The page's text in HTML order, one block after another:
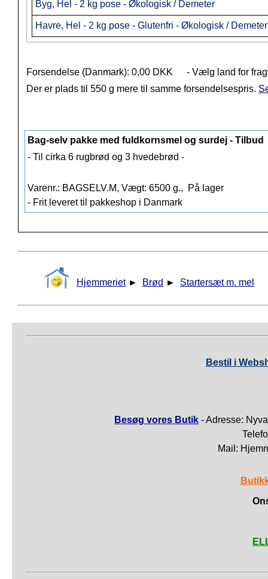
Byg, Hel - 2 kg pose - Økologisk / Demeter
Havre, Hel - 2 kg pose - Glutenfri - Økologisk / Demeter
Forsendelse (Danmark): 0,00 DKK
- Vælg land for
Der er plads til 550 g mere til samme forsendelsespris.
Bag-selv pakke med fuldkornsmel og surdej - Tilbud
- Til cirka 6 rugbrød og 3 hvedebrød -
Varenr.: BAGSELV.M, Vægt: 6500 g.,
På lager
- Frit leveret til pakkeshop i Danmark
Hjemmeriet ► Brød ► Startersæt m. mel
Bestil i
Besøg vores Butik - Adresse:
Mail: